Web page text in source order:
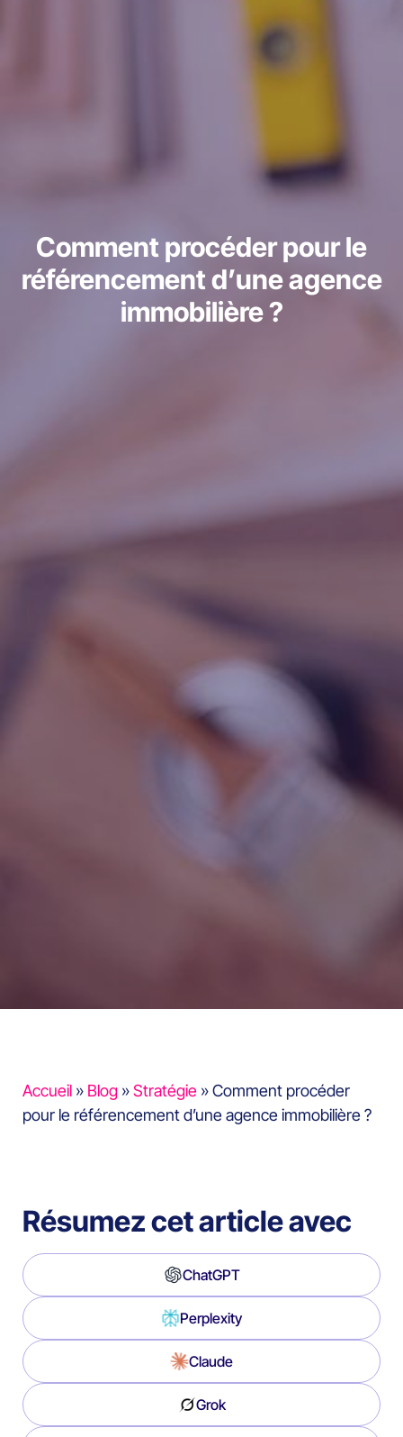
Comment procéder pour le
référencement d’une agence
immobilière ?
Accueil » Blog »Stratégie »Comment procéder
pour le référencement d’une agence immobilière ?
Résumez cet article avec
ChatGPT
Perplexity
Claude
Grok